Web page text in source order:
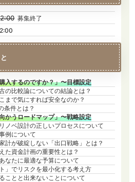
募集終了
入するのですか？」〜目標設定
の比較論についての結論とは？
まで気にすれば安全なのか？
条件とは？
かうロードマップ」〜戦略設定
ノベ設計の正しいプロセスについて
例について
計が破綻しない「出口戦略」とは？
た資金計画の重要性とは？
なたに最適な予算について
」でリスクを最小化する考え方
ことと出来ないことについて